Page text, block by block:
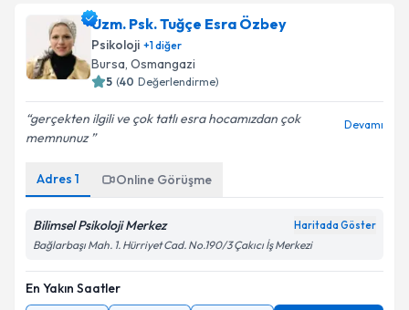
Uzm. Psk. Tuğçe Esra Özbey
Psikoloji +1diğer
Bursa, Osmangazi
5 (40 Değerlendirme)
gerçekten ilgili ve çok tatlı esra hocamızdan çok
memnunuz
Devamı
Adres 1 Online Görüşme
Bilimsel Psikoloji Merkez Haritada Göster
Bağlarbaşı Mah. 1. Hürriyet Cad. No.190/3 Çakıcı İş Merkezi
En Yakın Saatler